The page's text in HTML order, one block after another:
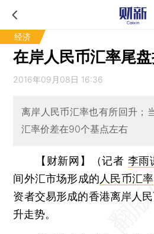
经济
在岸人民币汇率尾
2016年09月08日 16:36
离岸人民币汇率也有所回升；
汇率价差在90个基点左右
【财新网】（记者 李雨
间外汇市场形成的 人民币汇率
资者交易形成的香港离岸人
升走势。